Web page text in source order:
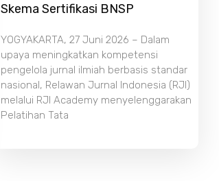
Skema Sertifikasi BNSP
YOGYAKARTA, 27 Juni 2026 – Dalam
upaya meningkatkan kompetensi
pengelola jurnal ilmiah berbasis standar
nasional, Relawan Jurnal Indonesia (RJI)
melalui RJI Academy menyelenggarakan
Pelatihan Tata